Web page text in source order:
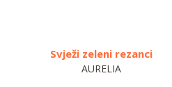
Svježi zeleni rezanci
AURELIA